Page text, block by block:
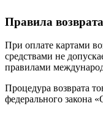
Правила
При оплате картами
средствами не
правилами
Процедура возврата
федерального закона